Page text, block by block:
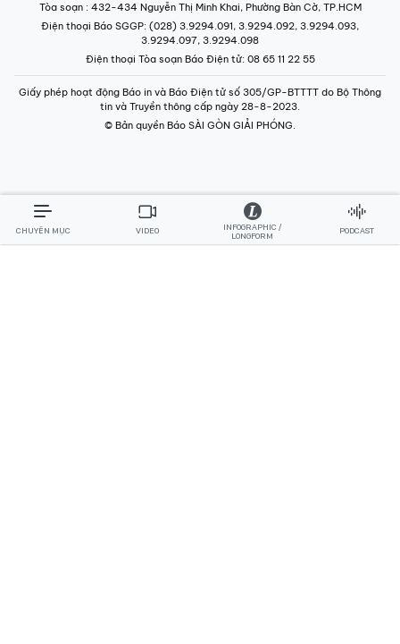
Tòa soạn : 432-434 Nguyễn Thị Minh Khai, Phường Bàn Cờ, TP.HCM
Điện thoại Báo SGGP: (028) 3.9294.091, 3.9294.092, 3.9294.093,
3.9294.097, 3.9294.098
Điện thoại Tòa soạn Báo Điện tử: 08 65 11 22 55
Giấy phép hoạt động Báo in và Báo Điện tử số 305/GP-BTTTT do Bộ Thông
tin và Truyền thông cấp ngày 28-8-2023.
© Bản quyền Báo SÀI GÒN GIẢI PHÓNG.
CHUYÊN MỤC VIDEO
INFOGRAPHIC /
LONGFORM
PODCAST